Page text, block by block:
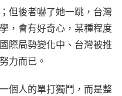
但後者嚇了她一跳，台灣
，會有好奇心，某種程度
際局勢變化中、台灣被推
力而已。
個人的單打獨鬥，而是整